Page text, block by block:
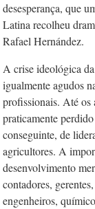
desesperança, que
Latina recolheu
Rafael Hernández.
A crise ideológica
igualmente agudos
profissionais. Até os
praticamente
conseguinte, de
agricultores. A
desenvolvimento
contadores,
engenheiros,